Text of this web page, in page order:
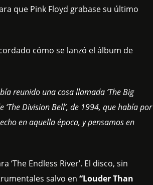
que Pink Floyd grabase su último
cómo se lanzó el álbum de
reunido una cosa llamada ‘The Big
Division Bell’, de 1994, que había por
en aquella época, y pensamos en
Endless River’. El disco, sin
salvo en “Louder Than